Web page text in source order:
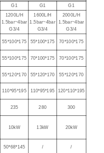
G1 G1 G1
1200L/H
1.5bar~4bar
G3/4
1600L/H
1.5bar~4bar
G3/4
2000L/H
1.5bar~4bar
G3/4
55*100*175 55*100*175 70*100*175
55*100*175 70*100*175 70*100*175
55*120*170 55*120*170 55*120*170
110*95*195 110*95*195 120*110*195
235 280 300
10kW 13kW 20kW
50*68*145 / /